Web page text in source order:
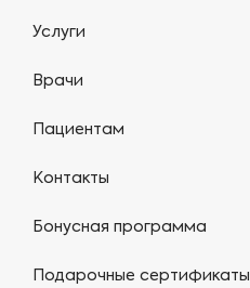
Услуги
Врачи
Пациентам
Контакты
Бонусная программа
Подарочные сертификаты